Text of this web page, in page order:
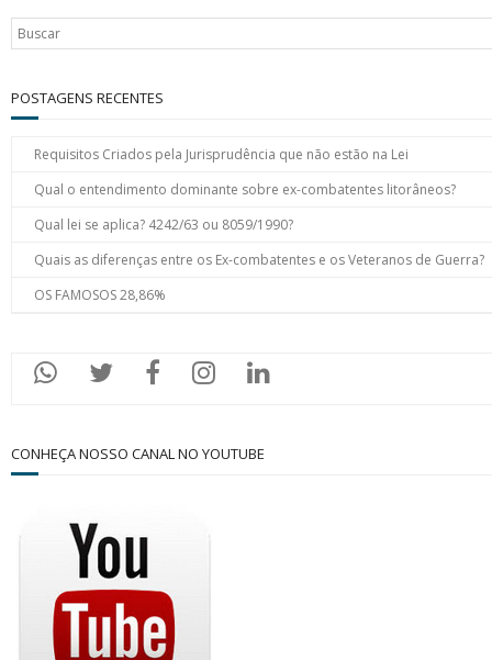
POSTAGENS RECENTES
Requisitos Criados pela Jurisprudência que não estão na Lei
Qual o entendimento dominante sobre ex-combatentes litorâneos?
Qual lei se aplica? 4242/63 ou 8059/1990?
Quais as diferenças entre os Ex-combatentes e os Veteranos de Guerra?
OS FAMOSOS 28,86%
CONHEÇA NOSSO CANAL NO YOUTUBE